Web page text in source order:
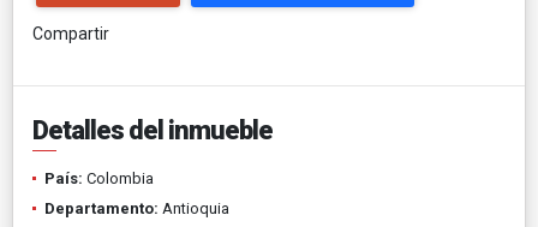
Compartir
Detalles del inmueble
País: Colombia
Departamento: Antioquia